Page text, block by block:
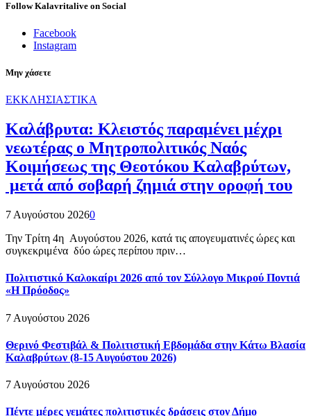
Follow Kalavritalive on Social
Facebook
Instagram
Μην χάσετε
ΕΚΚΛΗΣΙΑΣΤΙΚΑ
Καλάβρυτα: Κλειστός παραμένει μέχρι
νεωτέρας ο Μητροπολιτικός Ναός
Κοιμήσεως της Θεοτόκου Καλαβρύτων,
μετά από σοβαρή ζημιά στην οροφή του
7 Αυγούστου 20260
Την Τρίτη 4η Αυγούστου 2026, κατά τις απογευματινές ώρες και
συγκεκριμένα δύο ώρες περίπου πριν…
Πολιτιστικό Καλοκαίρι 2026 από τον Σύλλογο Μικρού Ποντιά
«Η Πρόοδος»
7 Αυγούστου 2026
Θερινό Φεστιβάλ & Πολιτιστική Εβδομάδα στην Κάτω Βλασία
Καλαβρύτων (8-15 Αυγούστου 2026)
7 Αυγούστου 2026
Πέντε μέρες γεμάτες πολιτιστικές δράσεις στον Δήμο